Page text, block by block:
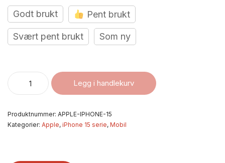
Godt brukt Pent brukt
Svært pent brukt Som ny
Legg i handlekurv
Produktnummer: APPLE-IPHONE-15
Kategorier: Apple, iPhone 15 serie, Mobil